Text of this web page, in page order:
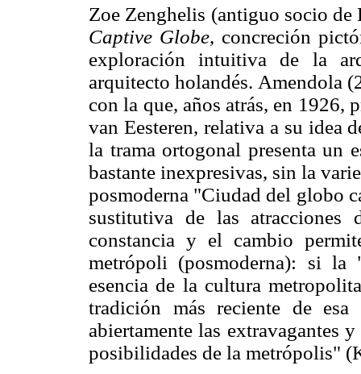
Zoe Zenghelis (antiguo socio
Captive Globe, concreción
exploración intuitiva de la
arquitecto holandés. Amendola
con la que, años atrás, en 1926,
van Eesteren, relativa a su idea
la trama ortogonal presenta un
bastante inexpresivas, sin la
posmoderna "Ciudad del globo
sustitutiva de las
constancia y el cambio
metrópoli (posmoderna): si la
esencia de la cultura
tradición más reciente de
abiertamente las extravagantes
posibilidades de la metrópolis"